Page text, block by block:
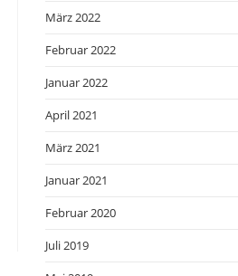
März 2022
Februar 2022
Januar 2022
April 2021
März 2021
Januar 2021
Februar 2020
Juli 2019